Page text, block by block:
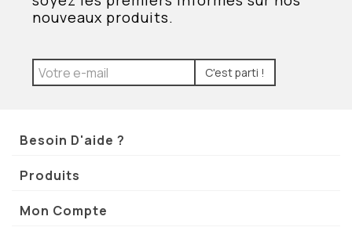
nouveaux produits.
C'est parti !
Besoin D'aide ?
Produits
Mon Compte